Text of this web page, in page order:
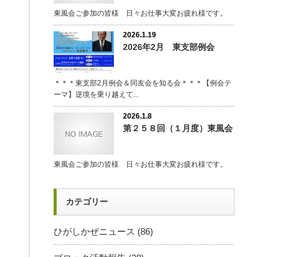
東風会ご参加の皆様 日々お仕事大変お疲れ様です。
2026.1.19
2026年2月 東支部例会
＊＊＊東支部2月例会＆同友会を知る会＊＊＊【例会テ
ーマ】逆境を乗り越えて...
2026.1.8
第２５８回（１月度）東風会
東風会ご参加の皆様 日々お仕事大変お疲れ様です。
カテゴリー
ひがしかぜニュース (86)